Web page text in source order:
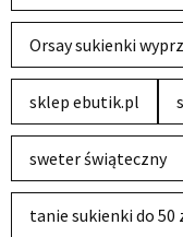
Orsay sukienki
sklep ebutik.pl
sweter świąteczny
tanie sukienki do 50